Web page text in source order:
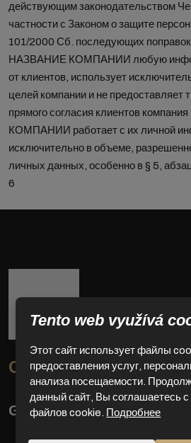
действующим законодательством
частности с Законом о защите
101/2000 Сб. последующих поправок
НАЗВАНИЕ КОМПАНИИ любую
от клиентов, использует
целей компании и не предоставляет
прямого согласия клиентов
КОМПАНИИ работает с их личной
исключительно в объеме,
личных данных, особенно в § 5,
6
Свяжитесь с нами
GOLD SERVICE s.r.o
Tento web využívá
Этот сайт использует файлы
предоставления услуг,
анализа посещаемости.
данный сайт, Вы соглашаетесь
файлов cookie. Подробнее